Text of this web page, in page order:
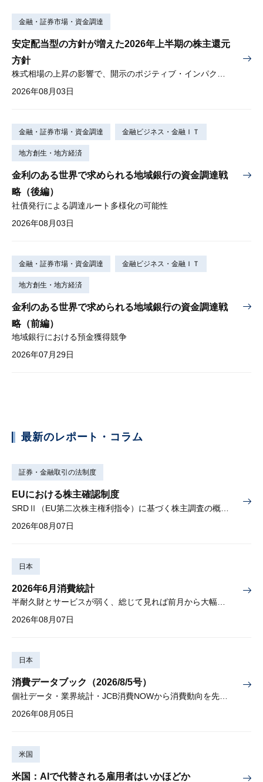
金融・証券市場・資金調達
安定配当型の方針が増えた2026年上半期の株主還元
方針
株式相場の上昇の影響で、開示のポジティブ・インパクトは低下
2026年08月03日
金融・証券市場・資金調達 金融ビジネス・金融ＩＴ
地方創生・地方経済
金利のある世界で求められる地域銀行の資金調達戦
略（後編）
社債発行による調達ルート多様化の可能性
2026年08月03日
金融・証券市場・資金調達 金融ビジネス・金融ＩＴ
地方創生・地方経済
金利のある世界で求められる地域銀行の資金調達戦
略（前編）
地域銀行における預金獲得競争
2026年07月29日
最新のレポート・コラム
証券・金融取引の法制度
EUにおける株主確認制度
2026年08月07日
日本
2026年6月消費統計
半耐久財とサービスが弱く、総じて見れば前月から大幅に減少
2026年08月07日
日本
消費データブック（2026/8/5号）
2026年08月05日
米国
米国：AIで代替される雇用者はいかほどか